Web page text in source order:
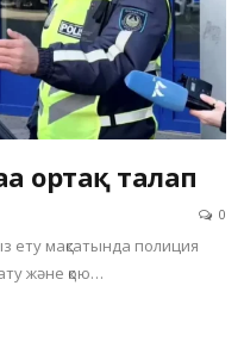
ортақ талап
0
ету мақсатында полиция
және қою…